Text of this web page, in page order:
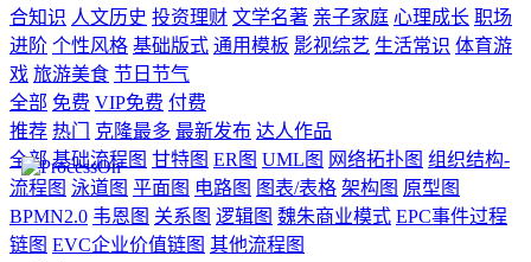
合知识 人文历史 投资理财 文学名著 亲子家庭 心理成长 职场
进阶 个性风格 基础版式 通用模板 影视综艺 生活常识 体育游
戏 旅游美食 节日节气
全部 免费 VIP免费 付费
推荐 热门 克隆最多 最新发布 达人作品
全部 基础流程图 甘特图 ER图 UML图 网络拓扑图 组织结构-
流程图 泳道图 平面图 电路图 图表/表格 架构图 原型图
BPMN2.0 韦恩图 关系图 逻辑图 魏朱商业模式 EPC事件过程
链图 EVC企业价值链图 其他流程图